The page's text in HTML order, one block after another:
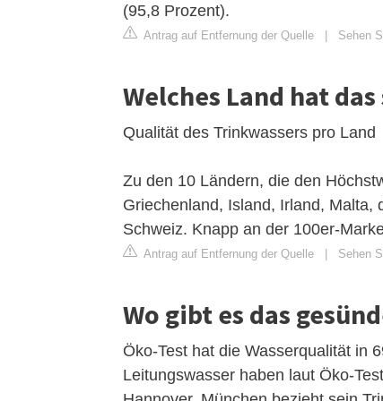
(95,8 Prozent).
Antrag auf Entfernung der Quelle | Sehen
Welches Land hat
Qualität des Trinkwassers pro Land
Zu den 10 Ländern, die den
Griechenland, Island, Irland, Malta,
Schweiz. Knapp an der 100er-
Antrag auf Entfernung der Quelle | Sehen
Wo gibt es das
Öko-Test hat die Wasserqualität in
Leitungswasser haben laut Öko-